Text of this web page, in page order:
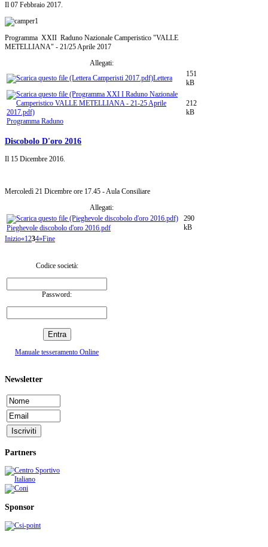
Il 07 Febbraio 2017.
Programma XXII Raduno Nazionale Camperistico "VALLE
METELLIANA" - 21/25 Aprile 2017
Allegati:
Lettera
151
kB
Programma Raduno
212
kB
Discobolo D'oro 2016
Il 15 Dicembre 2016.
Mercoledì 21 Dicembre ore 17.45 - Aula Consiliare
Allegati:
Pieghevole discobolo d'oro 2016.pdf
290
kB
Inizio«1234»Fine
Codice società:
Password:
Manuale tesseramento Online
Newsletter
Partners
Sponsor